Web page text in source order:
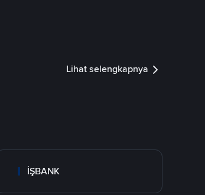
Lihat selengkapnya
İŞBANK